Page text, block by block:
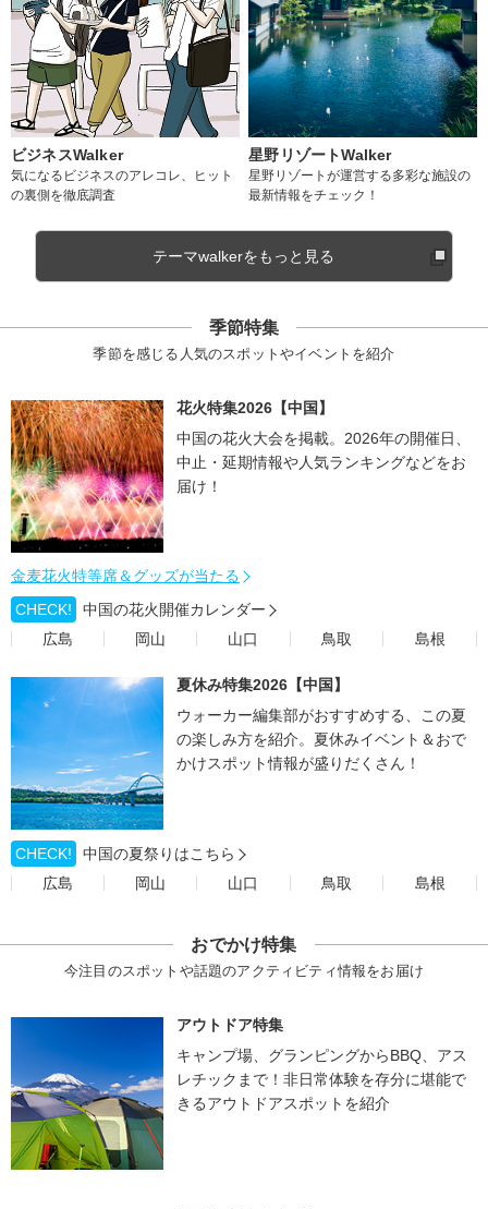
ビジネスWalker
気になるビジネスのアレコレ、ヒット
の裏側を徹底調査
星野リゾートWalker
星野リゾートが運営する多彩な施設の
最新情報をチェック！
テーマwalkerをもっと見る
季節特集
季節を感じる人気のスポットやイベントを紹介
花火特集2026【中国】
中国の花火大会を掲載。2026年の開催日、
中止・延期情報や人気ランキングなどをお
届け！
金麦花火特等席＆グッズが当たる
CHECK!
中国の花火開催カレンダー
広島
岡山 山口 鳥取 島根
夏休み特集2026【中国】
ウォーカー編集部がおすすめする、この夏
の楽しみ方を紹介。夏休みイベント＆おで
かけスポット情報が盛りだくさん！
CHECK!
中国の夏祭りはこちら
広島
岡山 山口 鳥取 島根
おでかけ特集
今注目のスポットや話題のアクティビティ情報をお届け
アウトドア特集
キャンプ場、グランピングからBBQ、アス
レチックまで！非日常体験を存分に堪能で
きるアウトドアスポットを紹介